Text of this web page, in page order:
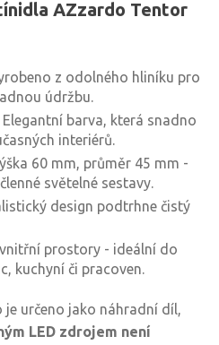
AZzardo Tentor
z odolného hliníku pro
údržbu.
Elegantní barva, která snadno
interiérů.
60 mm, průměr 45 mm -
světelné sestavy.
design podtrhne čistý
prostory - ideální do
kuchyní či pracoven.
určeno jako náhradní díl,
LED zdrojem není